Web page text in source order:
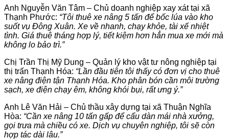
Anh Nguyễn Văn Tâm – Chủ doanh nghiệp xay xát tại xã
Thạnh Phước: “Tôi thuê xe nâng 5 tấn để bốc lúa vào kho
suốt vụ Đông Xuân. Xe về nhanh, chạy khỏe, tài xế nhiệt
tình. Giá thuê tháng hợp lý, tiết kiệm hơn hẳn mua xe mới mà
không lo bảo trì.”
Chị Trần Thị Mỹ Dung – Quản lý kho vật tư nông nghiệp tại
thị trấn Thạnh Hóa: “Lần đầu tiên tôi thấy có đơn vị cho thuê
xe nâng điện tận Thạnh Hóa. Kho phân bón cần môi trường
sạch, xe điện chạy êm, không khói bụi, rất ưng ý.”
Anh Lê Văn Hải – Chủ thầu xây dựng tại xã Thuận Nghĩa
Hòa: “Cần xe nâng 10 tấn gấp để cẩu dàn mái nhà xưởng,
gọi trưa mà chiều có xe. Dịch vụ chuyên nghiệp, tôi sẽ còn
hợp tác dài lâu.”